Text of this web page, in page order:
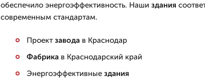
обеспечило энергоэффективность. Наши здания
современным стандартам.
Проект заводав Краснодар
Фабрикав Краснодарский край
Энергоэффективные здания